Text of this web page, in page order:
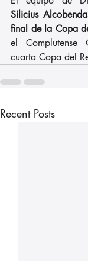
Silicius
final de la Copa
el
cuarta Copa del
Recent Posts